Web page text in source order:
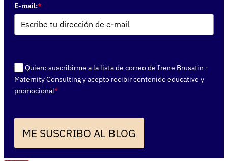
E-mail:*
Quiero suscribirme a la lista de correo de Irene Brusatin -
Maternity Consulting y acepto recibir contenido educativo y
promocional*
ME SUSCRIBO AL BLOG